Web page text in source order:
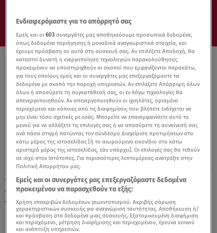
11.08.21, 10:46
Φωτιές: Στο πλευρό της Ελλάδας ξένοι
πυροσβέστες- «Κάνουμε ό,τι μπορούμε»
Ενδιαφερόμαστε για το απόρρητό σας
Εμείς και οι603 συνεργάτες μας αποθηκεύουμε προσωπικά δεδομένα,
όπως δεδομένα περιήγησης ή μοναδικά αναγνωριστικά στοιχεία, και
έχουμε πρόσβαση σε αυτά στη συσκευή σας. Αν επιλέξετε Αποδοχή, θα
καταστεί δυνατή η ενεργοποίηση τεχνολογιών παρακολούθησης
προκειμένου να υποστηριχθούν οι σκοποί που εμφανίζονται παρακάτω,
για τους οποίους εμείς και οι συνεργάτες μας επεξεργαζόμαστε τα
δεδομένα με σκοπό την παροχή υπηρεσιών. Αν επιλέξετε Απόρριψη όλων
όλων ή αποσύρετε τη συγκατάθεσή σας, οι εν λόγω τεχνολογίες θα
απενεργοποιηθούν. Αν απενεργοποιηθούν οι ιχνηλάτες, ορισμένο
περιεχόμενο και κάποιες από τις διαφημίσεις που βλέπετε ενδέχεται να
μην είναι τόσο σχετικές με εσάς. Μπορείτε να επανεμφανίσετε αυτό το
μενού για να αλλάξετε τις επιλογές σας ή να αποσύρετε τη συναίνεσή σας
ανά πάσα στιγμή πατώντας τον σύνδεσμο Διαχείριση προτιμήσεων στο
κάτω μέρος της ιστοσελίδας [ή το αιωρούμενο εικονίδιο στο κάτω
αριστερό μέρος της ιστοσελίδας, εάν υπάρχει]. Οι επιλογές σας θα τεθούν
σε ισχύ στον Ιστότοπος. Για περισσότερες λεπτομέρειες ανατρέξτε στην
Πολιτική Απορρήτου μας.
Εμείς και οι συνεργάτες μας επεξεργαζόμαστε δεδομένα
προκειμένου να παρασχεθούν τα εξής:
Χρήση επακριβών δεδομένων γεωεντοπισμού. Ακριβής σάρωση
χαρακτηριστικών συσκευής για αναγνώριση ταυτότητας. Αποθήκευση ή/
και πρόσβαση στα δεδομένα μιας συσκευής. Εξατομικευμένη διαφήμιση
και περιεχόμενο, μέτρηση διαφήμισης και περιεχομένου, έρευνα κοινού
και ανάπτυξη υπηρεσιών.